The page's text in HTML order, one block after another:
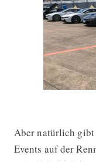
Aber natürlich gibt
Events auf der